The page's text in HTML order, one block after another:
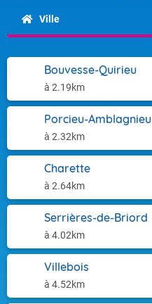
Ville
Bouvesse-Quirieu
à 2.19km
Porcieu-Amblagnieu
à 2.32km
Charette
à 2.64km
Serrières-de-Briord
à 4.02km
Villebois
à 4.52km